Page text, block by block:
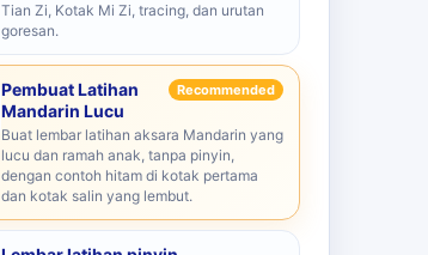
Tian Zi, Kotak Mi Zi, tracing, dan urutan
goresan.
Pembuat Latihan
Mandarin Lucu
Recommended
Buat lembar latihan aksara Mandarin yang
lucu dan ramah anak, tanpa pinyin,
dengan contoh hitam di kotak pertama
dan kotak salin yang lembut.